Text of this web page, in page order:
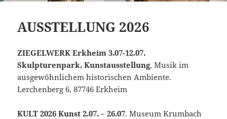
AUSSTELLUNG 2026
ZIEGELWERK Erkheim 3.07-12.07.
Skulpturenpark, Kunstausstellung, Musik im
ausgewöhnlichem historischen Ambiente.
Lerchenberg 6, 87746 Erkheim
KULT 2026 Kunst 2.07. – 26.07. Museum Krumbach